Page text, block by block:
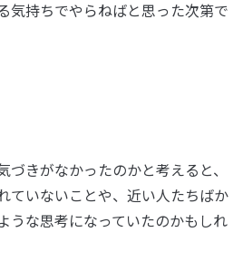
気持ちでやらねばと思った次第で
づきがなかったのかと考えると、
ていないことや、近い人たちばか
うな思考になっていたのかもしれ